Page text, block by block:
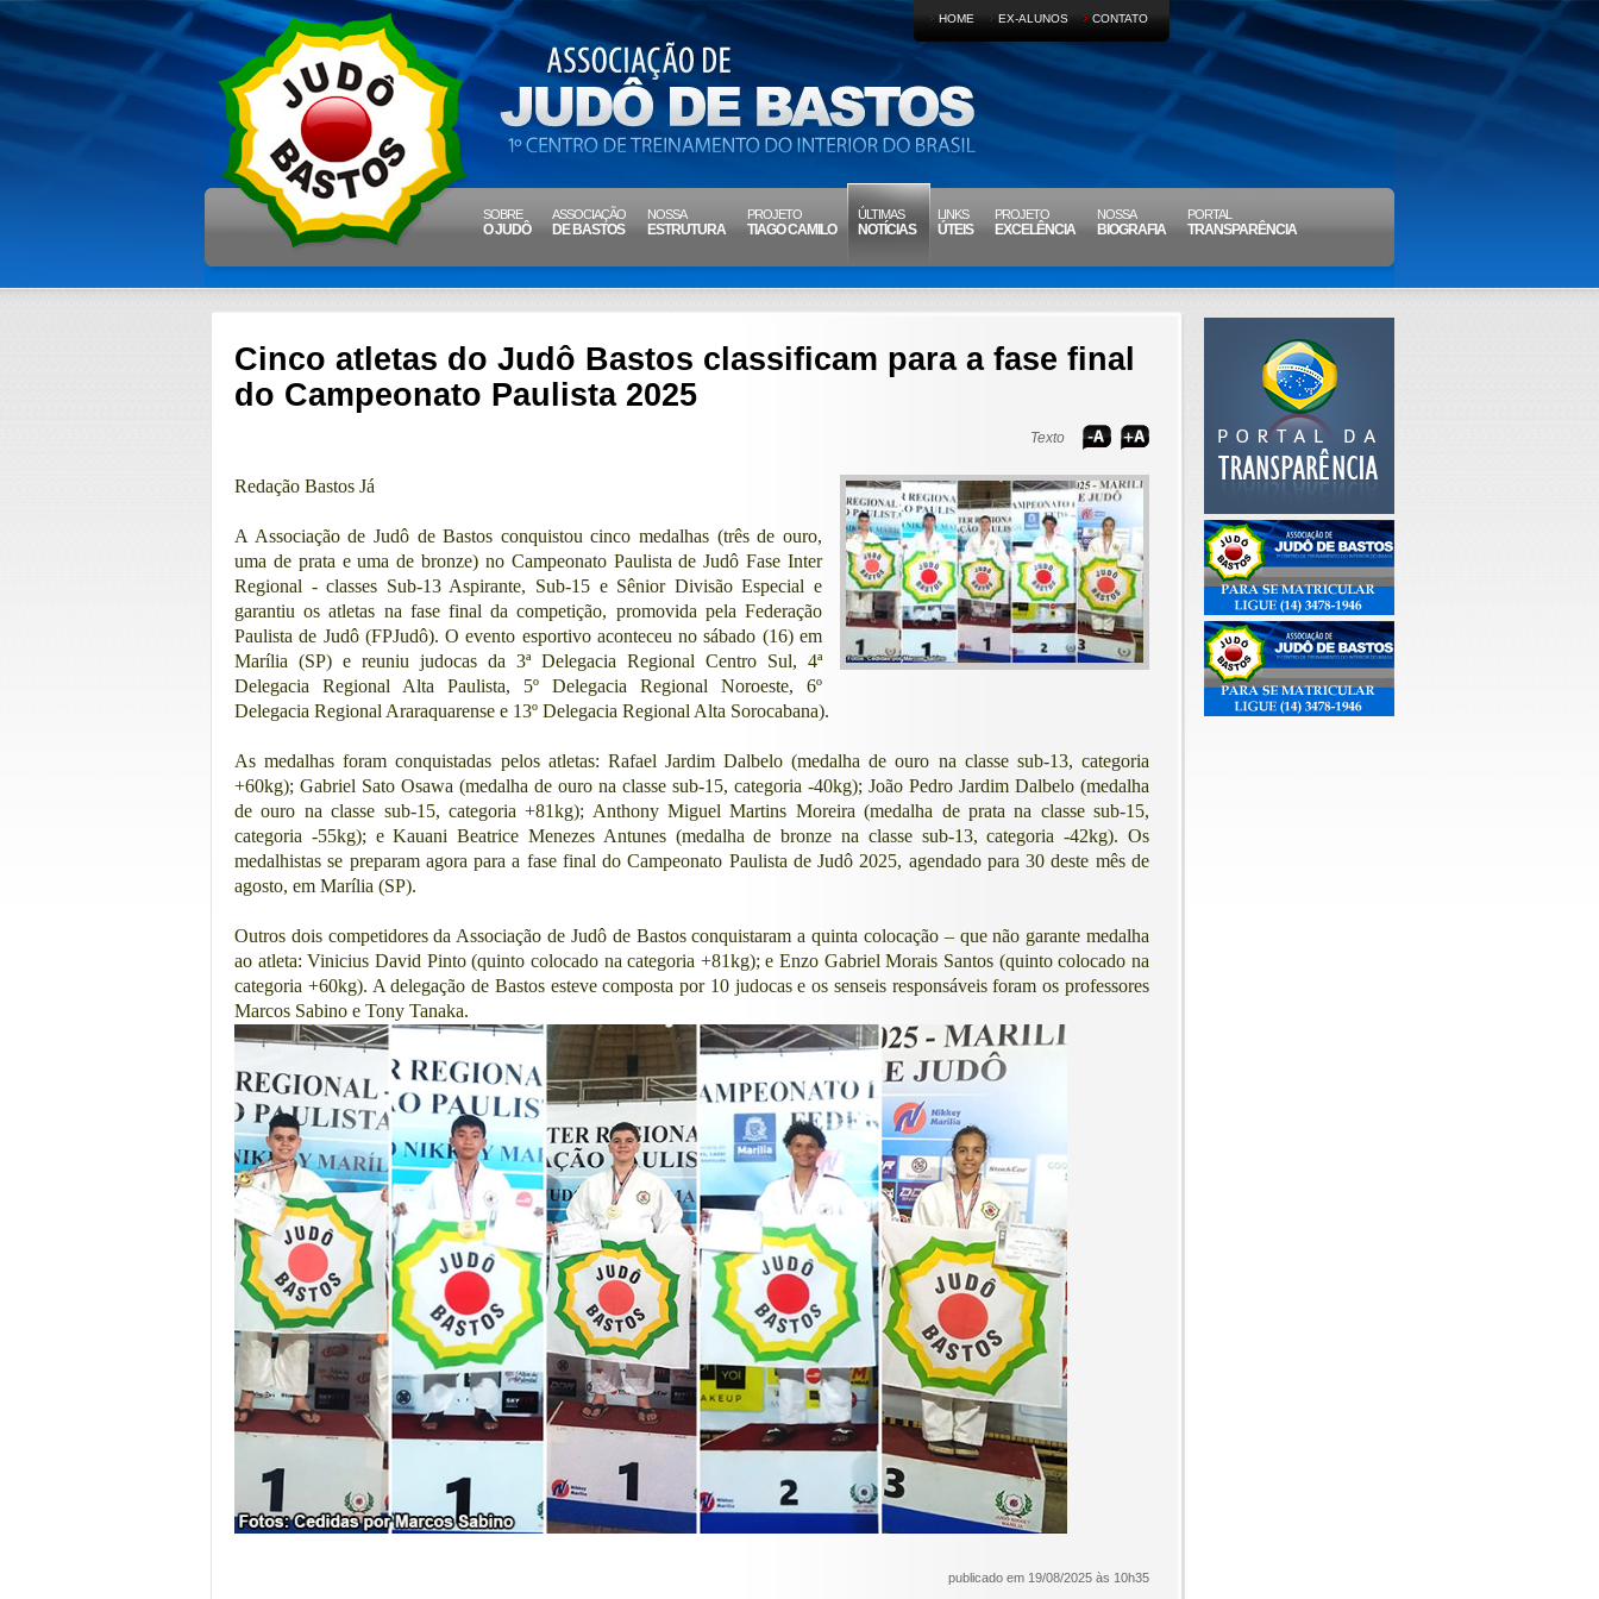
HOME EX-ALUNOS CONTATO
SOBRE
O JUDÔ
ASSOCIAÇÃO
DE BASTOS
NOSSA
ESTRUTURA
PROJETO
TIAGO CAMILO
ÚLTIMAS
NOTÍCIAS
LINKS
ÚTEIS
PROJETO
EXCELÊNCIA
NOSSA
BIOGRAFIA
PORTAL
TRANSPARÊNCIA
Cinco atletas do Judô Bastos classificam para a fase final
do Campeonato Paulista 2025
Texto
Redação Bastos Já
A Associação de Judô de Bastos conquistou cinco medalhas (três de ouro,
uma de prata e uma de bronze) no Campeonato Paulista de Judô Fase Inter
Regional - classes Sub-13 Aspirante, Sub-15 e Sênior Divisão Especial e
garantiu os atletas na fase final da competição, promovida pela Federação
Paulista de Judô (FPJudô). O evento esportivo aconteceu no sábado (16) em
Marília (SP) e reuniu judocas da 3ª Delegacia Regional Centro Sul, 4ª
Delegacia Regional Alta Paulista, 5º Delegacia Regional Noroeste, 6º
Delegacia Regional Araraquarense e 13º Delegacia Regional Alta Sorocabana).
As medalhas foram conquistadas pelos atletas: Rafael Jardim Dalbelo (medalha de ouro na classe sub-13, categoria
+60kg); Gabriel Sato Osawa (medalha de ouro na classe sub-15, categoria -40kg); João Pedro Jardim Dalbelo (medalha
de ouro na classe sub-15, categoria +81kg); Anthony Miguel Martins Moreira (medalha de prata na classe sub-15,
categoria -55kg); e Kauani Beatrice Menezes Antunes (medalha de bronze na classe sub-13, categoria -42kg). Os
medalhistas se preparam agora para a fase final do Campeonato Paulista de Judô 2025, agendado para 30 deste mês de
agosto, em Marília (SP).
Outros dois competidores da Associação de Judô de Bastos conquistaram a quinta colocação – que não garante medalha
ao atleta: Vinicius David Pinto (quinto colocado na categoria +81kg); e Enzo Gabriel Morais Santos (quinto colocado na
categoria +60kg). A delegação de Bastos esteve composta por 10 judocas e os senseis responsáveis foram os professores
Marcos Sabino e Tony Tanaka.
publicado em 19/08/2025 às 10h35